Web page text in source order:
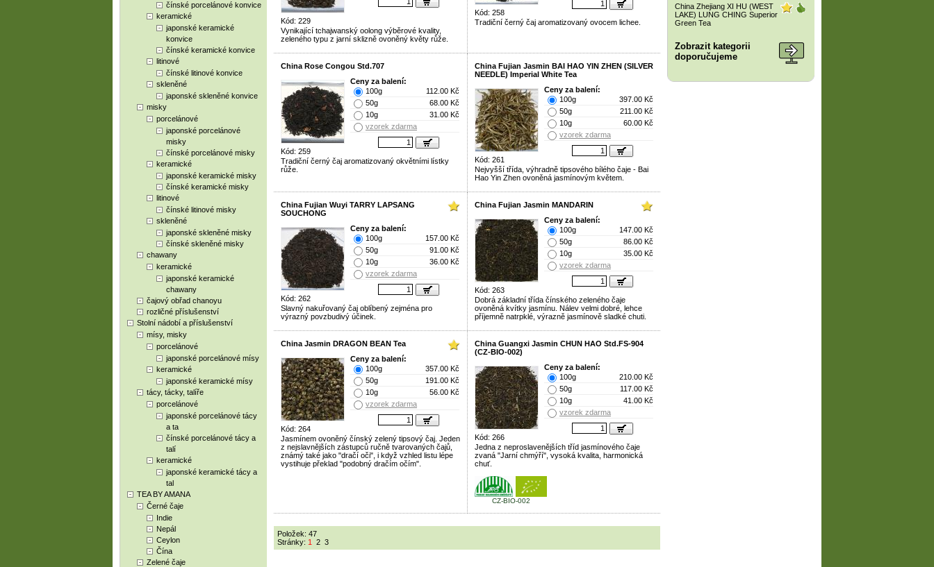
čínské porcelánové konvice
keramické
japonské keramické
konvice
čínské keramické konvice
litinové
čínské litinové konvice
skleněné
japonské skleněné konvice
misky
porcelánové
japonské porcelánové
misky
čínské porcelánové misky
keramické
japonské keramické misky
čínské keramické misky
litinové
čínské litinové misky
skleněné
japonské skleněné misky
čínské skleněné misky
chawany
keramické
japonské keramické
chawany
čajový obřad chanoyu
rozličné příslušenství
Stolní nádobí a příslušenství
mísy, misky
porcelánové
japonské porcelánové mísy
keramické
japonské keramické mísy
tácy, tácky, talíře
porcelánové
japonské porcelánové tácy
a ta
čínské porcelánové tácy a
talí
keramické
japonské keramické tácy a
tal
TEA BY AMANA
Černé čaje
Indie
Nepál
Ceylon
Čína
Zelené čaje
Kód: 229
Vynikající tchajwanský oolong výběrové kvality,
zeleného typu z jarní sklizně ovoněný květy růže.
Kód: 258
Tradiční černý čaj aromatizovaný ovocem lichee.
China Rose Congou Std.707
Kód: 259
Ceny za balení:
100g
112.00 Kč
50g
68.00 Kč
10g
31.00 Kč
vzorek zdarma
Tradiční černý čaj aromatizovaný okvětními lístky
růže.
China Fujian Jasmin BAI HAO YIN ZHEN (SILVER
NEEDLE) Imperial White Tea
Kód: 261
Ceny za balení:
100g
397.00 Kč
50g
211.00 Kč
10g
60.00 Kč
vzorek zdarma
Nejvyšší třída, výhradně tipsového bílého čaje - Bai
Hao Yin Zhen ovoněná jasmínovým květem.
China Fujian Wuyi TARRY LAPSANG
SOUCHONG
Kód: 262
Ceny za balení:
100g
157.00 Kč
50g
91.00 Kč
10g
36.00 Kč
vzorek zdarma
Slavný nakuřovaný čaj oblíbený zejména pro
výrazný povzbudivý účinek.
China Fujian Jasmin MANDARIN
Kód: 263
Ceny za balení:
100g
147.00 Kč
50g
86.00 Kč
10g
35.00 Kč
vzorek zdarma
Dobrá základní třída čínského zeleného čaje
ovoněná kvítky jasmínu. Nálev velmi dobré, lehce
příjemně natrpklé, výrazně jasmínově sladké chuti.
China Jasmin DRAGON BEAN Tea
Kód: 264
Ceny za balení:
100g
357.00 Kč
50g
191.00 Kč
10g
56.00 Kč
vzorek zdarma
Jasmínem ovoněný čínský zelený tipsový čaj. Jeden
z nejslavnějších zástupců ručně tvarovaných čajů,
známý také jako "dračí oči", i když vzhled listu lépe
vystihuje překlad "podobný dračím očím".
China Guangxi Jasmin CHUN HAO Std.FS-904
(CZ-BIO-002)
Kód: 266
Ceny za balení:
100g
210.00 Kč
50g
117.00 Kč
10g
41.00 Kč
vzorek zdarma
Jedna z neproslavenějších tříd jasmínového čaje
zvaná "Jarní chmýří", vysoká kvalita, harmonická
chuť.
CZ-BIO-002
Položek: 47
Stránky: 1 2 3
China Zhejiang XI HU (WEST
LAKE) LUNG CHING Superior
Green Tea
Zobrazit kategorii
doporučujeme